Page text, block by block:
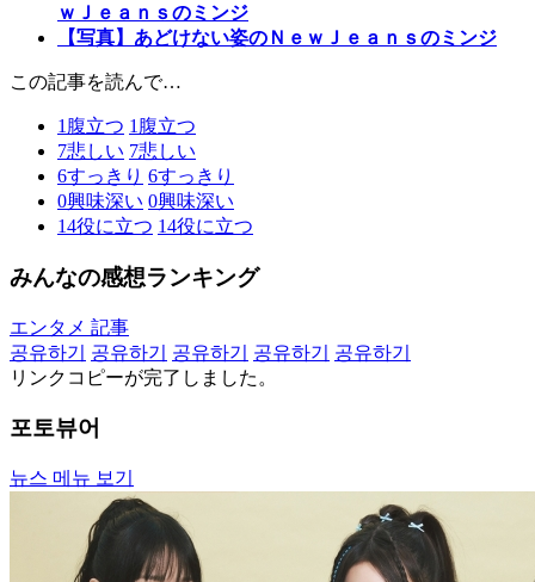
ｗＪｅａｎｓのミンジ
【写真】あどけない姿のＮｅｗＪｅａｎｓのミンジ
この記事を読んで…
1 腹立つ 1 腹立つ
7悲しい 7悲しい
6すっきり 6すっきり
0興味深い 0興味深い
14役に立つ 14役に立つ
みんなの感想ランキング
エンタメ 記事
공유하기
공유하기 공유하기 공유하기
공유하기
リンクコピーが完了しました。
포토뷰어
뉴스 메뉴 보기